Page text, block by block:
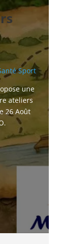
Sport
une
ateliers
26 Août